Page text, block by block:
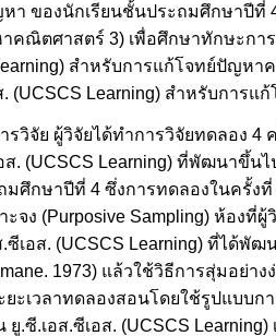
า ของนักเรียนชั้นประถมศึกษาปีที่
าคณิตศาสตร์ 3) เพื่อศึกษาทักษะ
สำหรับการแก้โจทย์ปัญห
(UCSCS Learning) สำหรับการ
จัย ผู้วิจัยได้ทำการวิจัยทดลอง 4
ส. (UCSCS Learning) ที่พัฒนาขึ้
กษาปีที่ 4 ซึ่งการทดลองในครั้ง
จง (Purposive Sampling) ห้องที่
เอส. (UCSCS Learning) ที่ได้
1973) แล้วใช้วิธีการสุ่มอย่าง
เวลาทดลองสอนโดยใช้รูปแบบกา
.ซี.เอส.ซีเอส. (UCSCS